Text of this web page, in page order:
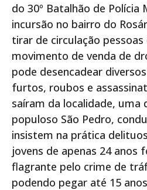
do 30º Batalhão de Polícia
incursão no bairro do
tirar de circulação
movimento de venda de
pode desencadear
furtos, roubos e
saíram da localidade, uma
populoso São Pedro,
insistem na prática
jovens de apenas 24 anos
flagrante pelo crime de
podendo pegar até 15